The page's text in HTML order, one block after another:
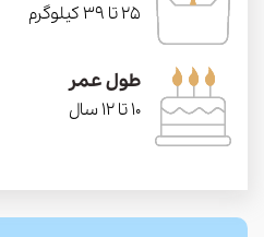
25 تا 39 کیلوگرم
طول عمر
10 تا 12 سال